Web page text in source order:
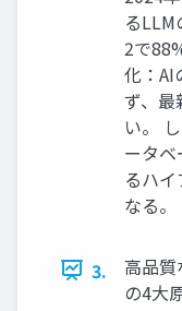
る
2で
化：AI
ず、最
い。
ータ
るハ
なる
3.
高品質
の4大